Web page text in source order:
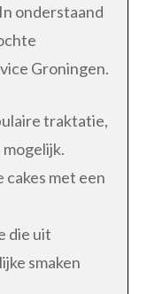
onderstaand
Groningen.
traktatie,
met een
die uit
smaken